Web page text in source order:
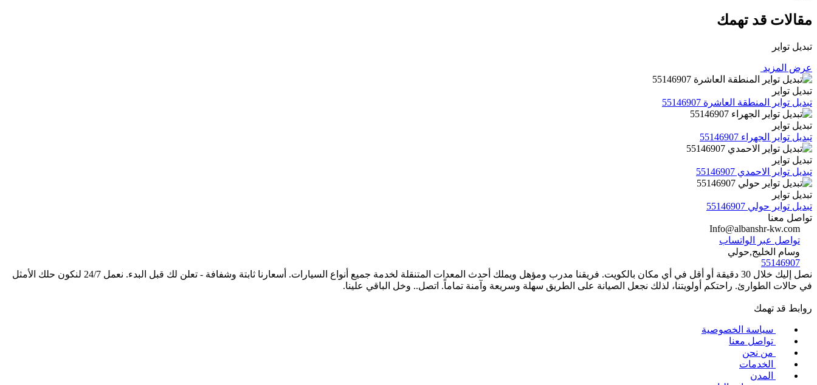
مقالات قد تهمك
تبديل تواير
عرض المزيد
تبديل تواير
تبديل تواير المنطقة العاشرة 55146907
تبديل تواير
تبديل تواير الجهراء 55146907
تبديل تواير
تبديل تواير الاحمدي 55146907
تبديل تواير
تبديل تواير حولي 55146907
تواصل معنا
Info@albanshr-kw.com
تواصل عبر الواتساب
وسام الخليج,حولي
55146907
نصل إليك خلال 30 دقيقة أو أقل في أي مكان بالكويت. فريقنا مدرب ومؤهل ويملك أحدث المعدات المتنقلة لخدمة جميع أنواع السيارات. أسعارنا ثابتة وشفافة - تعلن لك قبل البدء. نعمل 24/7 لنكون حلك الأمثل
في حالات الطوارئ. راحتكم أولويتنا، لذلك نجعل الصيانة على الطريق سهلة وسريعة وآمنة تماماً. اتصل.. وخل الباقي علينا.
روابط قد تهمك
سياسة الخصوصية
تواصل معنا
من نحن
الخدمات
المدن